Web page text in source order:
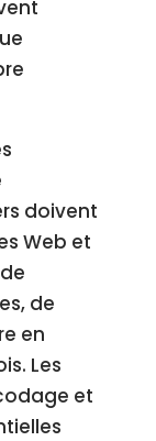
doivent
Web et
de
en
Les
et